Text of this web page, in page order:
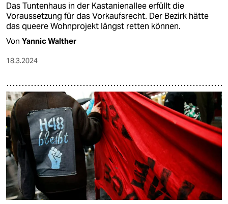
Das Tuntenhaus in der Kastanienallee erfüllt die
Voraussetzung für das Vorkaufsrecht. Der Bezirk hätte
das queere Wohnprojekt längst retten können.
Von Yannic Walther
18.3.2024